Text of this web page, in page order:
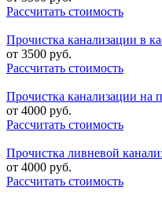
Рассчитать стоимость
Прочистка канализации в
от 3500 руб.
Рассчитать стоимость
Прочистка канализации на
от 4000 руб.
Рассчитать стоимость
Прочистка ливневой
от 4000 руб.
Рассчитать стоимость